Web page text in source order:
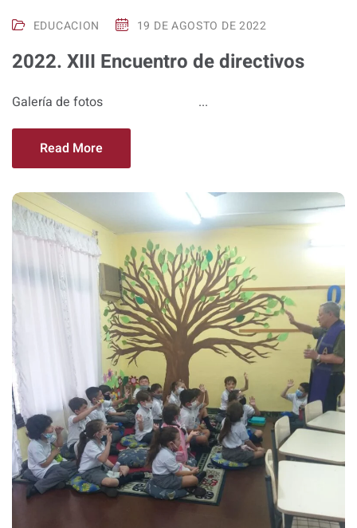
EDUCACION 19 DE AGOSTO DE 2022
2022. XIII Encuentro de directivos
Galería de fotos ...
Read More